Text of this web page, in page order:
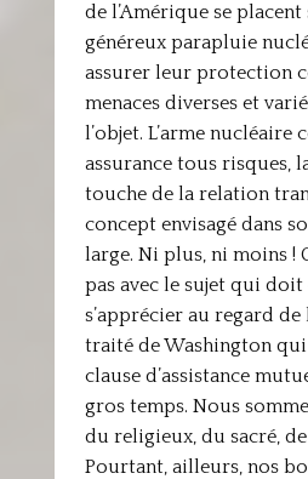
de l’Amérique se placent
généreux parapluie
assurer leur protection
menaces diverses et
l’objet. L’arme nucléaire
assurance tous risques,
touche de la relation
concept envisagé dans
large. Ni plus, ni moins !
pas avec le sujet qui doit
s’apprécier au regard de
traité de Washington
clause d’assistance
gros temps. Nous
du religieux, du sacré,
Pourtant, ailleurs, nos